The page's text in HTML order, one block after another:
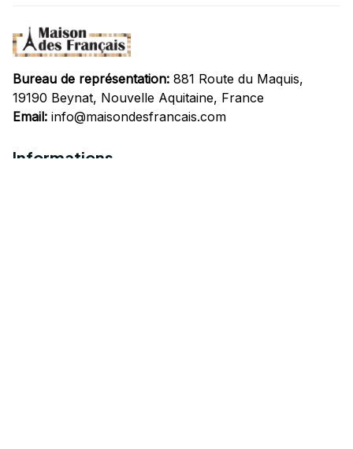
Bureau de représentation: 881 Route du Maquis,
19190 Beynat, Nouvelle Aquitaine, France
Email: info@maisondesfrancais.com
Informations